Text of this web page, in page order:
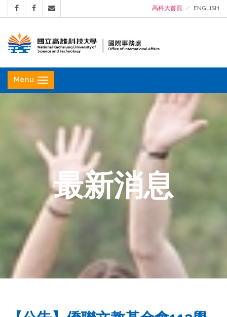
高科大首頁 ENGLISH
立
高
Menu
最新消息